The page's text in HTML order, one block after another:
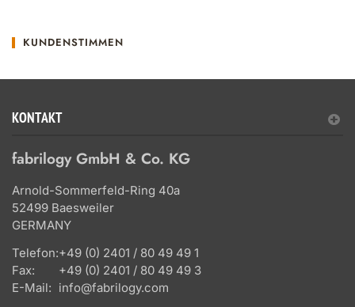
KUNDENSTIMMEN
KONTAKT
fabrilogy GmbH & Co. KG
Arnold-Sommerfeld-Ring 40a
52499 Baesweiler
GERMANY
Telefon:+49 (0) 2401 / 80 49 49 1
Fax:
+49 (0) 2401 / 80 49 49 3
E-Mail: info@fabrilogy.com